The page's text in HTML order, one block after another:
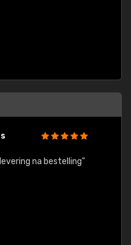
na bestelling"